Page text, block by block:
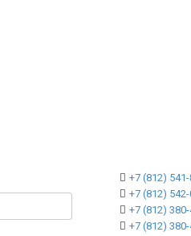
+7 (812)
+7 (812)
+7 (812)
+7 (812)